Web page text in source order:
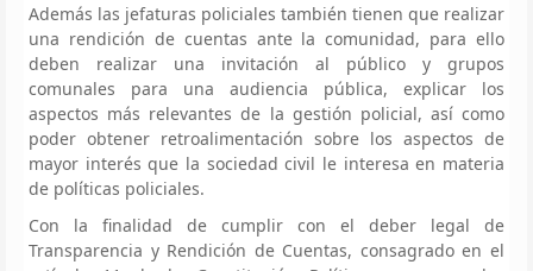
Además las jefaturas policiales también tienen que realizar
una rendición de cuentas ante la comunidad, para ello
deben realizar una invitación al público y grupos
comunales para una audiencia pública, explicar los
aspectos más relevantes de la gestión policial, así como
poder obtener retroalimentación sobre los aspectos de
mayor interés que la sociedad civil le interesa en materia
de políticas policiales.
Con la finalidad de cumplir con el deber legal de
Transparencia y Rendición de Cuentas, consagrado en el